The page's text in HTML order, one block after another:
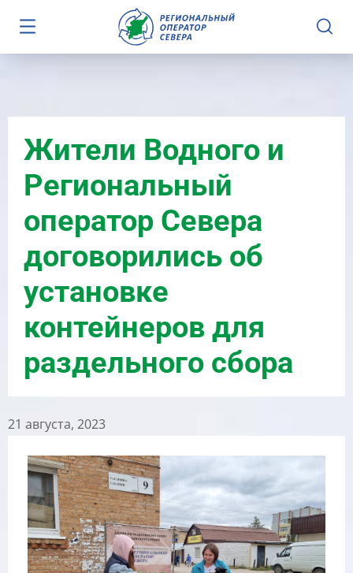
Жители Водного и
Региональный
оператор Севера
договорились об
установке
контейнеров для
раздельного сбора
21 августа, 2023